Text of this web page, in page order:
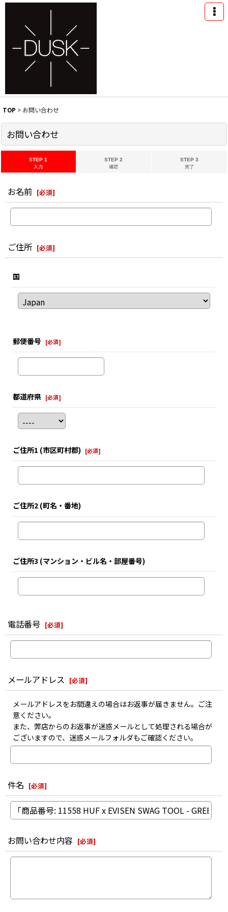
TOP > お問い合わせ
お問い合わせ
STEP 1
入力
STEP 2
確認
STEP 3
完了
お名前 [必須]
ご住所 [必須]
国
郵便番号 [必須]
都道府県 [必須]
ご住所1 (市区町村郡) [必須]
ご住所2 (町名・番地)
ご住所3 (マンション・ビル名・部屋番号)
電話番号 [必須]
メールアドレス [必須]
メールアドレスをお間違えの場合はお返事が届きません。ご注
意ください。
また、弊店からのお返事が迷惑メールとして処理される場合が
ございますので、迷惑メールフォルダもご確認ください。
件名 [必須]
お問い合わせ内容 [必須]